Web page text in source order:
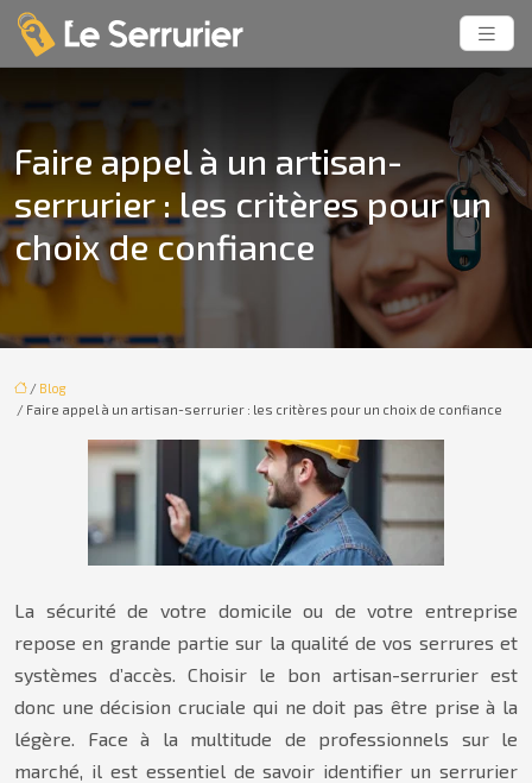
Faire appel à un artisan-
serrurier : les critères pour un
choix de confiance
/ Blog
/ Faire appel à un artisan-serrurier : les critères pour un choix de confiance
La sécurité de votre domicile ou de votre entreprise
repose en grande partie sur la qualité de vos serrures et
systèmes d’accès. Choisir le bon artisan-serrurier est
donc une décision cruciale qui ne doit pas être prise à la
légère. Face à la multitude de professionnels sur le
marché, il est essentiel de savoir identifier un serrurier